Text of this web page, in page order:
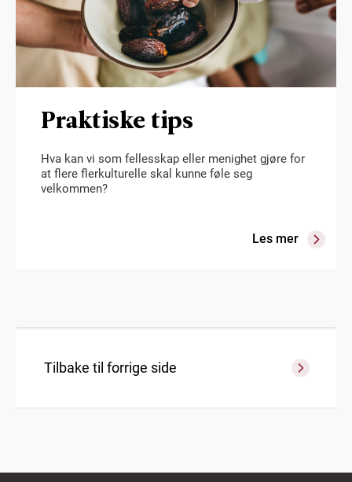
Praktiske tips
Hva kan vi som fellesskap eller menighet gjøre for
at flere flerkulturelle skal kunne føle seg
velkommen?
Les mer
Tilbake til forrige side